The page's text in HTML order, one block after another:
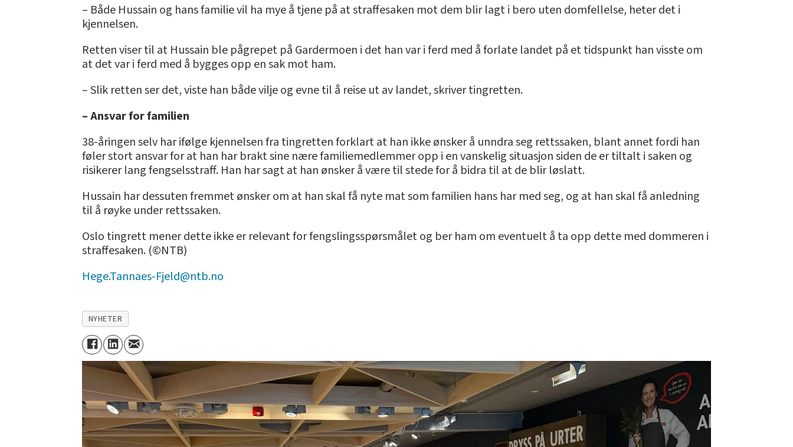
– Både Hussain og hans familie vil ha mye å tjene på at straffesaken mot dem blir lagt i bero uten domfellelse, heter det i
kjennelsen.
Retten viser til at Hussain ble pågrepet på Gardermoen i det han var i ferd med å forlate landet på et tidspunkt han visste om
at det var i ferd med å bygges opp en sak mot ham.
– Slik retten ser det, viste han både vilje og evne til å reise ut av landet, skriver tingretten.
– Ansvar for familien
38-åringen selv har ifølge kjennelsen fra tingretten forklart at han ikke ønsker å unndra seg rettssaken, blant annet fordi han
føler stort ansvar for at han har brakt sine nære familiemedlemmer opp i en vanskelig situasjon siden de er tiltalt i saken og
risikerer lang fengselsstraff. Han har sagt at han ønsker å være til stede for å bidra til at de blir løslatt.
Hussain har dessuten fremmet ønsker om at han skal få nyte mat som familien hans har med seg, og at han skal få anledning
til å røyke under rettssaken.
Oslo tingrett mener dette ikke er relevant for fengslingsspørsmålet og ber ham om eventuelt å ta opp dette med dommeren i
straffesaken. (©NTB)
Hege.Tannaes-Fjeld@ntb.no
NYHETER